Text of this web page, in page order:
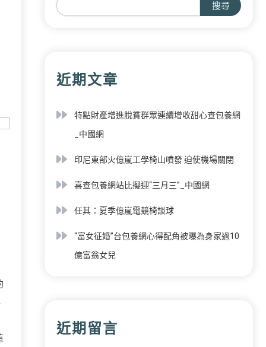
搜尋
近期文章
特點財產增進脫貧群眾連續增收甜心查包養網
_中國網
印尼東部火億嵐工學椅山噴發 迫使機場關閉
喜查包養網站比擬迎“三月三”_中國網
任其：夏季億嵐電競椅談球
“富女征婚”台包養網心得配角被曝為身家過10
億富翁女兒
近期留言